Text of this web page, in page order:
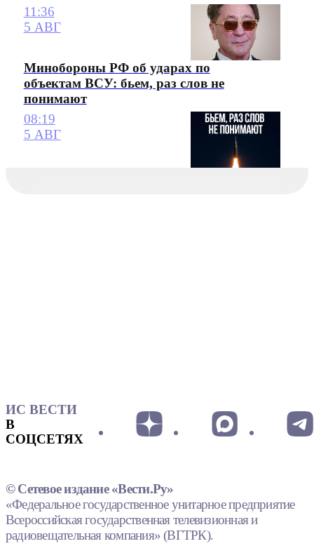
11:36
5 АВГ
Минобороны РФ об ударах по
объектам ВСУ: бьем, раз слов не
понимают
08:19
5 АВГ
ИС ВЕСТИ
В
СОЦСЕТЯХ
© Сетевое издание «Вести.Ру»
«Федеральное государственное унитарное предприятие
Всероссийская государственная телевизионная и
радиовещательная компания» (ВГТРК).